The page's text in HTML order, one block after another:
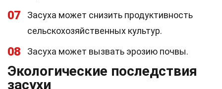
07
Засуха может снизить продуктивность
сельскохозяйственных культур.
08 Засуха может вызвать эрозию почвы.
Экологические последствия
засухи